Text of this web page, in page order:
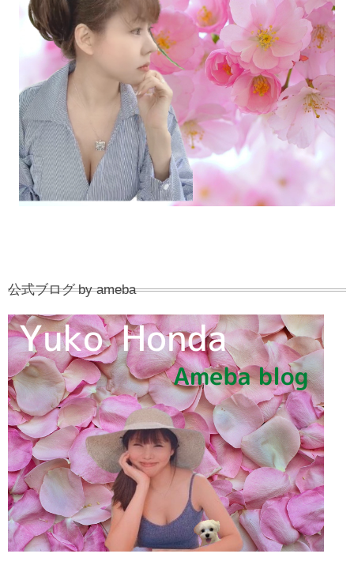
公式ブログ by ameba